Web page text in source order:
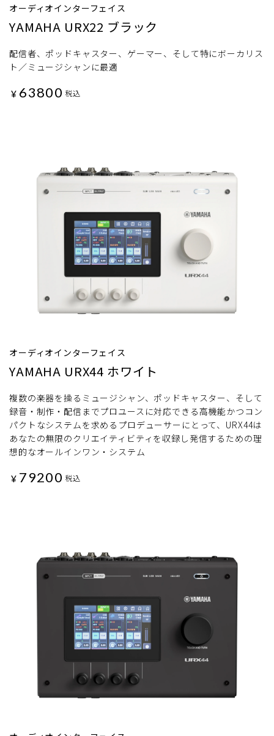
オーディオインターフェイス
YAMAHA URX22 ブラック
配信者、ポッドキャスター、ゲーマー、そして特にボーカリス
ト／ミュージシャンに最適
¥ 63800 税込
オーディオインターフェイス
YAMAHA URX44 ホワイト
複数の楽器を操るミュージシャン、ポッドキャスター、そして
録音・制作・配信までプロユースに対応できる高機能かつコン
パクトなシステムを求めるプロデューサーにとって、URX44は
あなたの無限のクリエイティビティを収録し発信するための理
想的なオールインワン・システム
¥ 79200 税込